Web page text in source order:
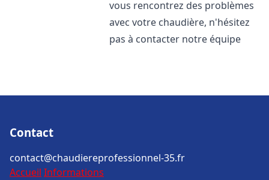
vous rencontrez des problèmes
avec votre chaudière, n'hésitez
pas à contacter notre équipe
Contact
contact@chaudiereprofessionnel-35.fr
Accueil Informations